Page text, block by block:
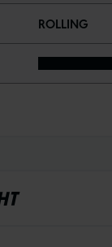
ROLLING